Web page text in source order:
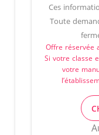
Ces
Toute
Offre réservée
Si votre classe
votre